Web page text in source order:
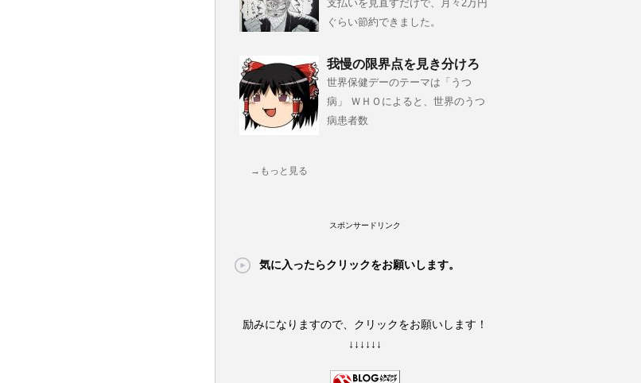
支払いを見直すだけで、月々2万円
ぐらい節約できました。
我慢の限界点を見き分けろ
世界保健デーのテーマは「うつ
病」 ＷＨＯによると、世界のうつ
病患者数
→もっと見る
スポンサードリンク
気に入ったらクリックをお願いします。
励みになりますので、クリックをお願いします！
↓↓↓↓↓↓